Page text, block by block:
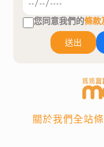
您同意我們的條款
送出
關於我們全站